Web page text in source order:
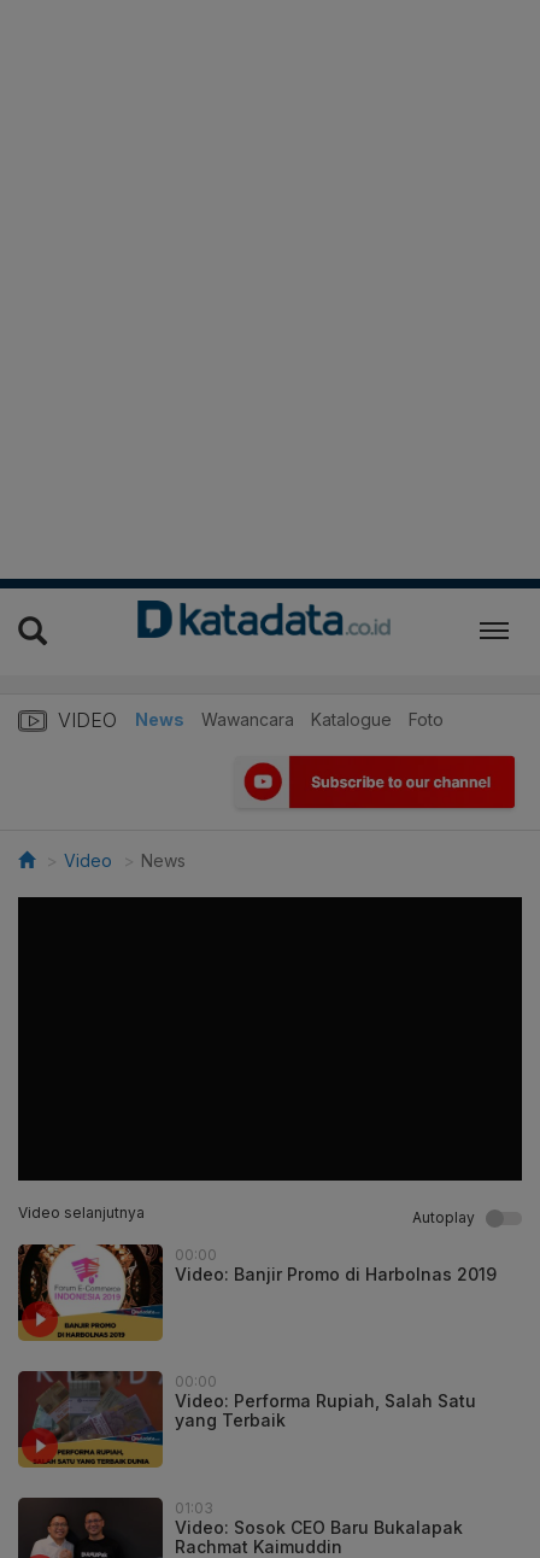
VIDEO News Wawancara Katalogue Foto
Video News
Video selanjutnya Autoplay
00:00
Video: Banjir Promo di Harbolnas 2019
00:00
Video: Performa Rupiah, Salah Satu
yang Terbaik
01:03
Video: Sosok CEO Baru Bukalapak
Rachmat Kaimuddin